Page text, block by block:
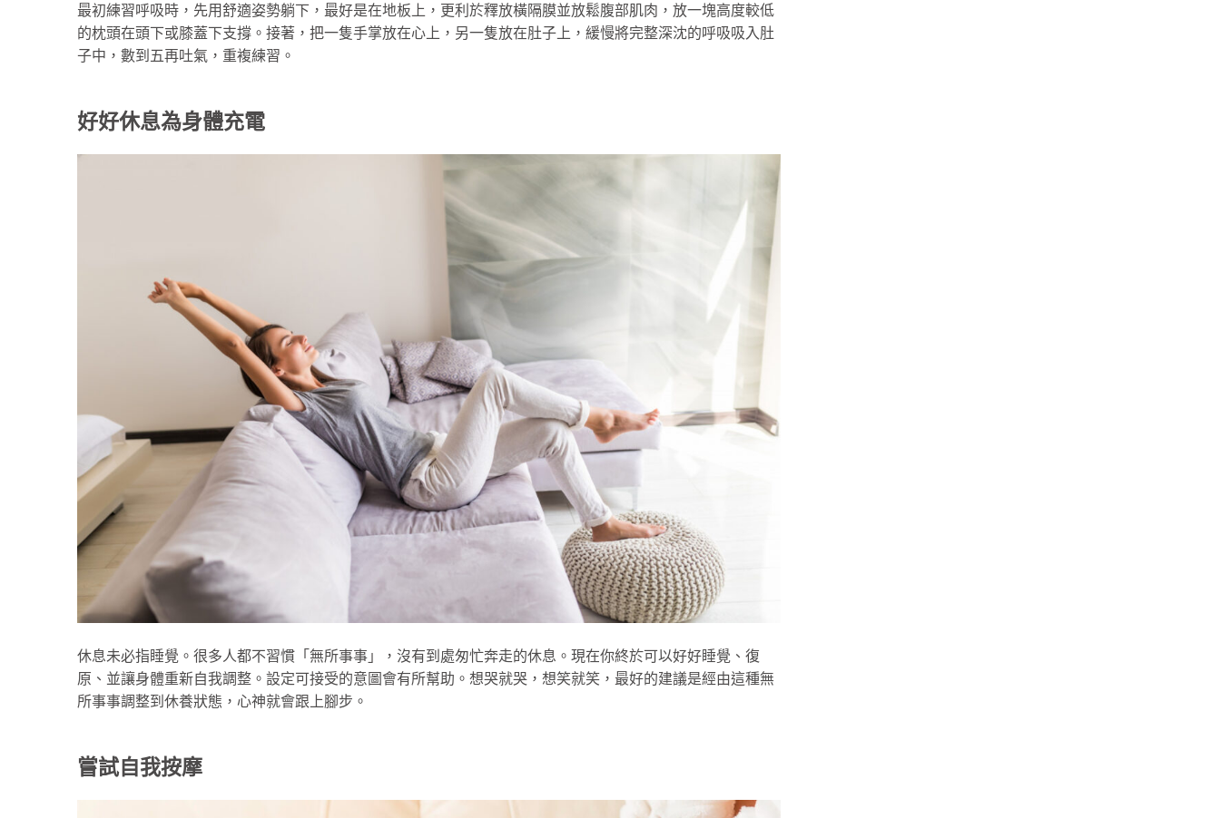
最初練習呼吸時，先用舒適姿勢躺下，最好是在地板上，更利於釋放橫隔膜並放鬆腹部肌肉，放一塊高度較低
的枕頭在頭下或膝蓋下支撐。接著，把一隻手掌放在心上，另一隻放在肚子上，緩慢將完整深沈的呼吸吸入肚
子中，數到五再吐氣，重複練習。
好好休息為身體充電
休息未必指睡覺。很多人都不習慣「無所事事」，沒有到處匆忙奔走的休息。現在你終於可以好好睡覺、復
原、並讓身體重新自我調整。設定可接受的意圖會有所幫助。想哭就哭，想笑就笑，最好的建議是經由這種無
所事事調整到休養狀態，心神就會跟上腳步。
嘗試自我按摩